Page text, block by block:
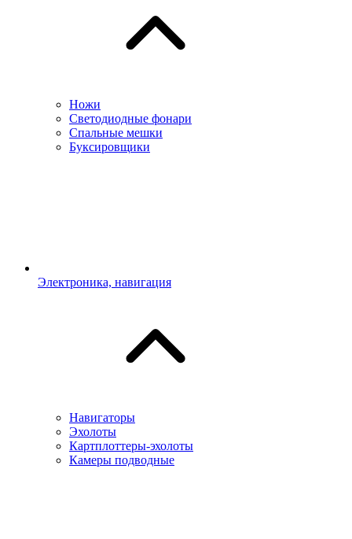
Ножи
Светодиодные фонари
Спальные мешки
Буксировщики
Электроника, навигация
Навигаторы
Эхолоты
Картплоттеры-эхолоты
Камеры подводные